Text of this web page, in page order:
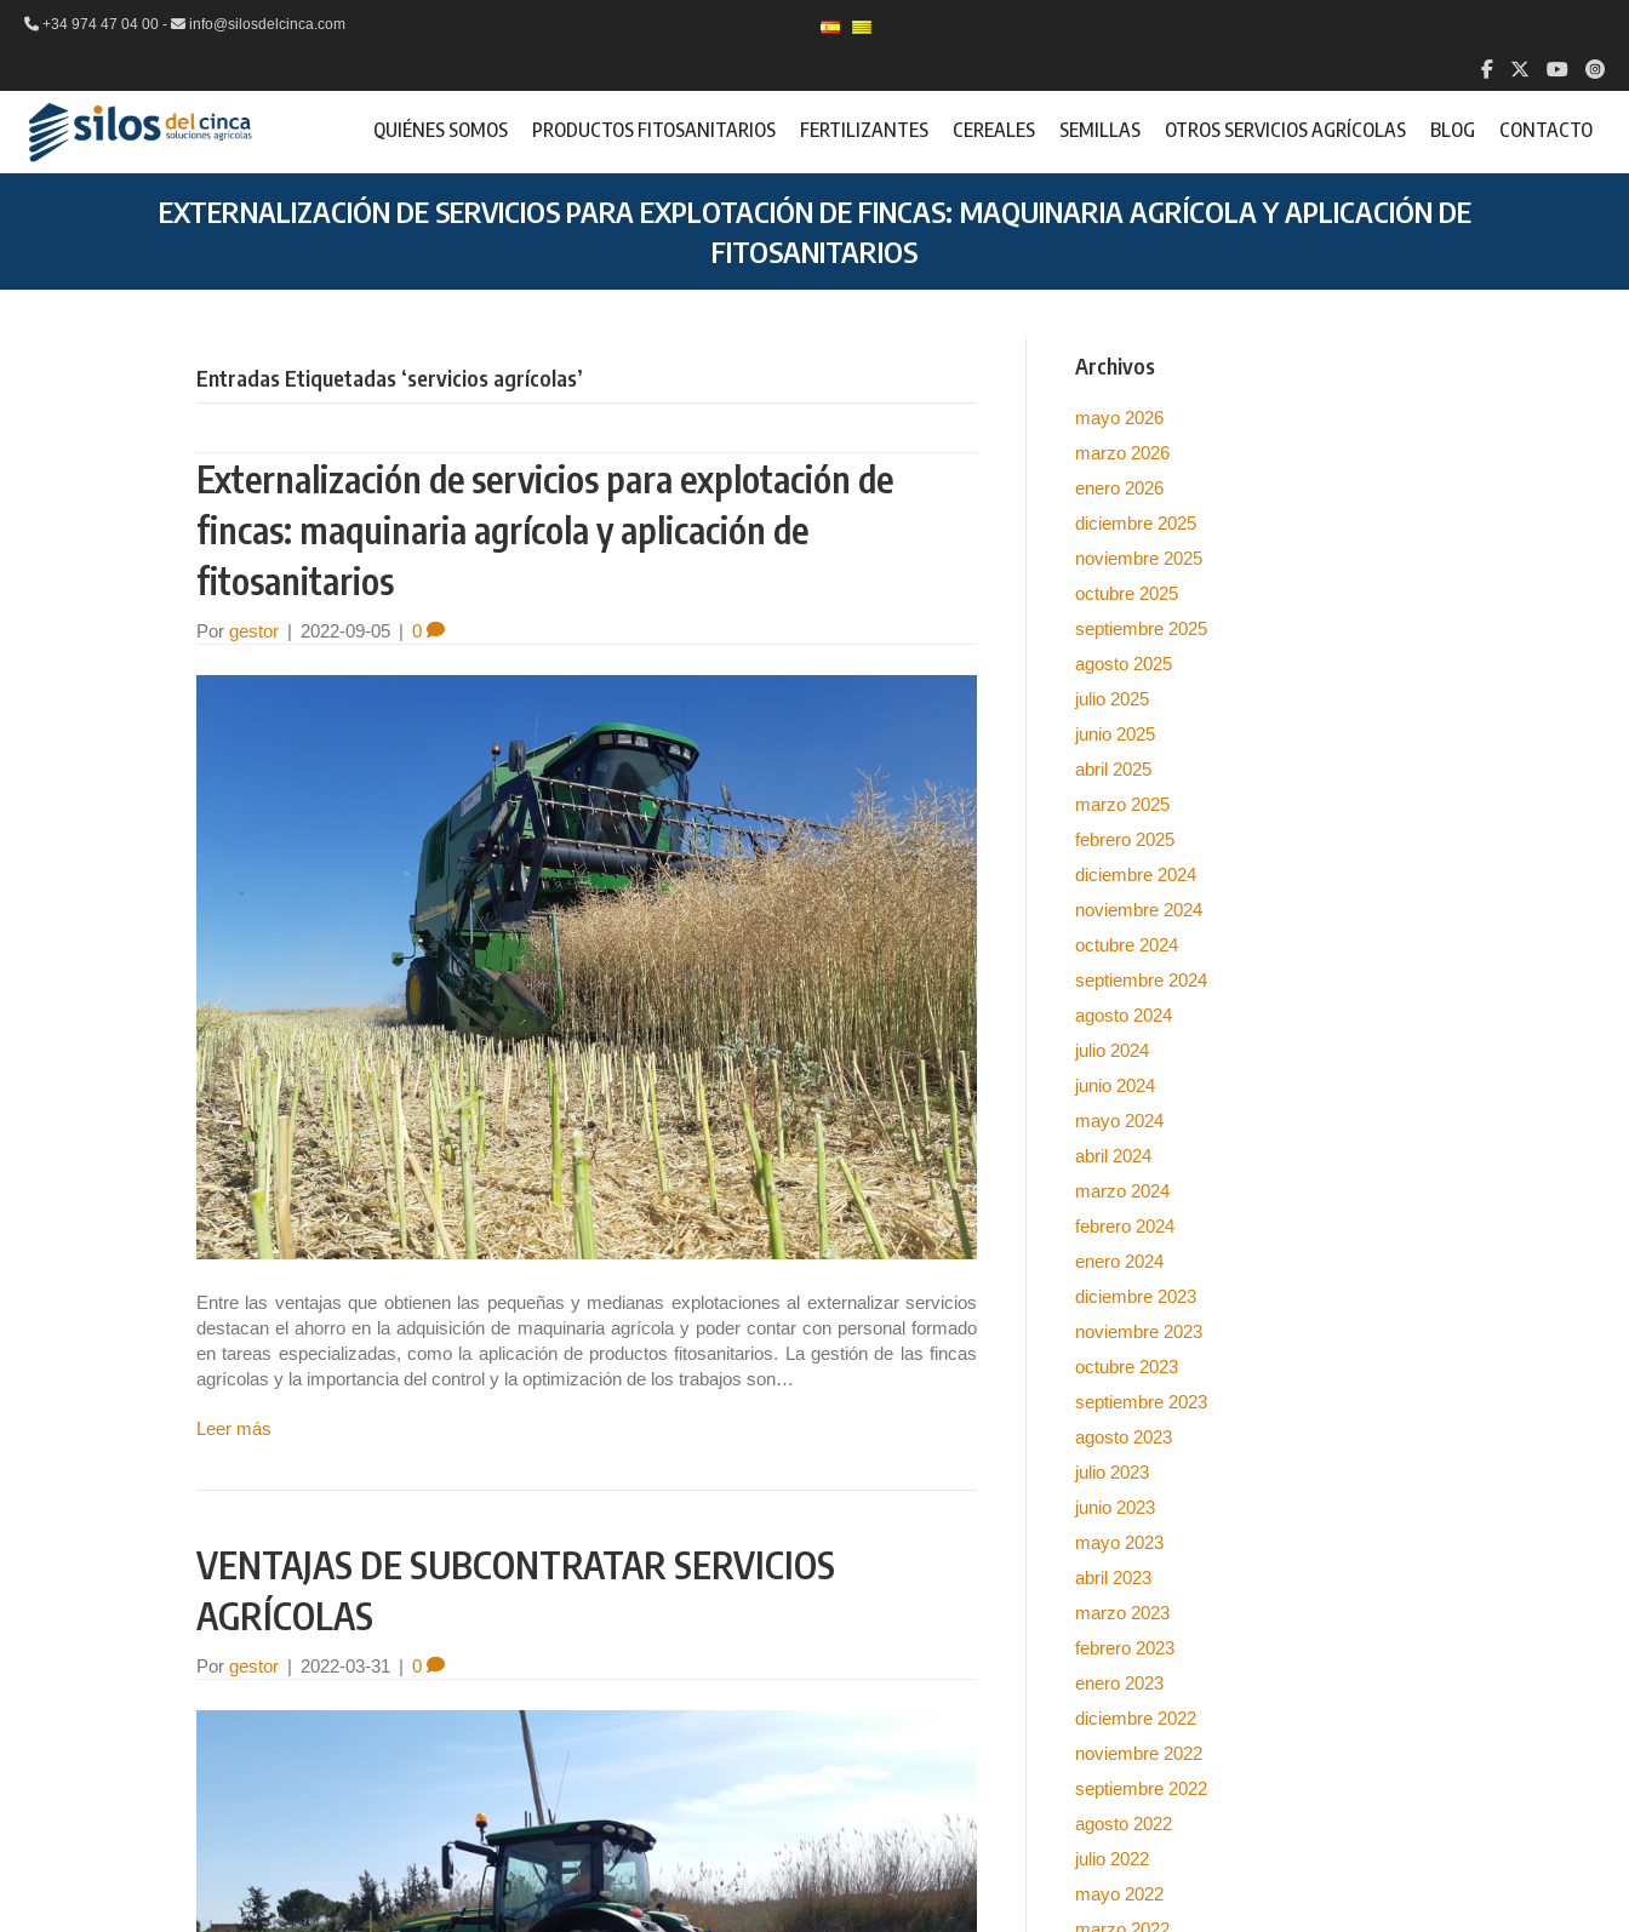
+34 974 47 04 00 - info@silosdelcinca.com
QUIÉNES SOMOS PRODUCTOS FITOSANITARIOS FERTILIZANTES CEREALES SEMILLAS OTROS SERVICIOS AGRÍCOLAS BLOG CONTACTO
EXTERNALIZACIÓN DE SERVICIOS PARA EXPLOTACIÓN DE FINCAS: MAQUINARIA AGRÍCOLA Y APLICACIÓN DE
FITOSANITARIOS
Entradas Etiquetadas ‘servicios agrícolas’
Externalización de servicios para explotación de
fincas: maquinaria agrícola y aplicación de
fitosanitarios
Por gestor | 2022-09-05 | 0
Entre las ventajas que obtienen las pequeñas y medianas explotaciones al externalizar servicios
destacan el ahorro en la adquisición de maquinaria agrícola y poder contar con personal formado
en tareas especializadas, como la aplicación de productos fitosanitarios. La gestión de las fincas
agrícolas y la importancia del control y la optimización de los trabajos son…
Leer más
VENTAJAS DE SUBCONTRATAR SERVICIOS
AGRÍCOLAS
Por gestor | 2022-03-31 | 0
Archivos
mayo 2026
marzo 2026
enero 2026
diciembre 2025
noviembre 2025
octubre 2025
septiembre 2025
agosto 2025
julio 2025
junio 2025
abril 2025
marzo 2025
febrero 2025
diciembre 2024
noviembre 2024
octubre 2024
septiembre 2024
agosto 2024
julio 2024
junio 2024
mayo 2024
abril 2024
marzo 2024
febrero 2024
enero 2024
diciembre 2023
noviembre 2023
octubre 2023
septiembre 2023
agosto 2023
julio 2023
junio 2023
mayo 2023
abril 2023
marzo 2023
febrero 2023
enero 2023
diciembre 2022
noviembre 2022
septiembre 2022
agosto 2022
julio 2022
mayo 2022